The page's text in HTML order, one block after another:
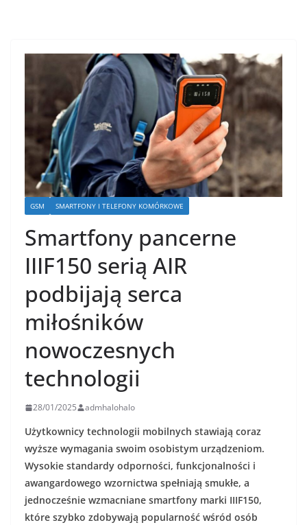
GSM SMARTFONY I TELEFONY KOMÓRKOWE
Smartfony pancerne
IIIF150 serią AIR
podbijają serca
miłośników
nowoczesnych
technologii
28/01/2025 admhalohalo
Użytkownicy technologii mobilnych stawiają coraz
wyższe wymagania swoim osobistym urządzeniom.
Wysokie standardy odporności, funkcjonalności i
awangardowego wzornictwa spełniają smukłe, a
jednocześnie wzmacniane smartfony marki IIIF150,
które szybko zdobywają popularność wśród osób